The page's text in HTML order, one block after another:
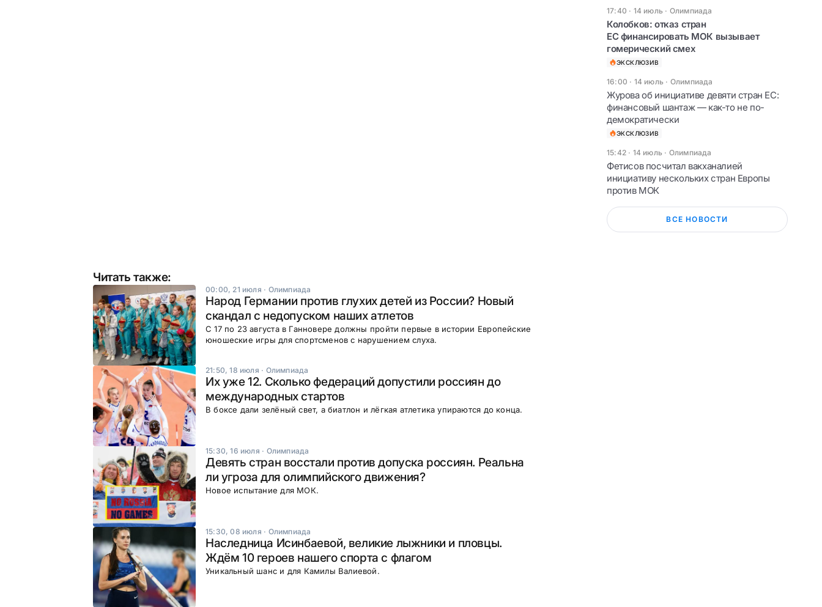
Читать также:
00:00, 21 июля · Олимпиада
Народ Германии против глухих детей из России? Новый
скандал с недопуском наших атлетов
С 17 по 23 августа в Ганновере должны пройти первые в истории Европейские
юношеские игры для спортсменов с нарушением слуха.
21:50, 18 июля · Олимпиада
Их уже 12. Сколько федераций допустили россиян до
международных стартов
В боксе дали зелёный свет, а биатлон и лёгкая атлетика упираются до конца.
15:30, 16 июля · Олимпиада
Девять стран восстали против допуска россиян. Реальна
ли угроза для олимпийского движения?
Новое испытание для МОК.
15:30, 08 июля · Олимпиада
Наследница Исинбаевой, великие лыжники и пловцы.
Ждём 10 героев нашего спорта с флагом
Уникальный шанс и для Камилы Валиевой.
17:40 · 14 июль · Олимпиада
Колобков: отказ стран
ЕС финансировать МОК вызывает
гомерический смех
ЭКСКЛЮЗИВ
16:00 · 14 июль · Олимпиада
Журова об инициативе девяти стран ЕС:
финансовый шантаж — как-то не по-
демократически
ЭКСКЛЮЗИВ
15:42 · 14 июль · Олимпиада
Фетисов посчитал вакханалией
инициативу нескольких стран Европы
против МОК
ВСЕ НОВОСТИ